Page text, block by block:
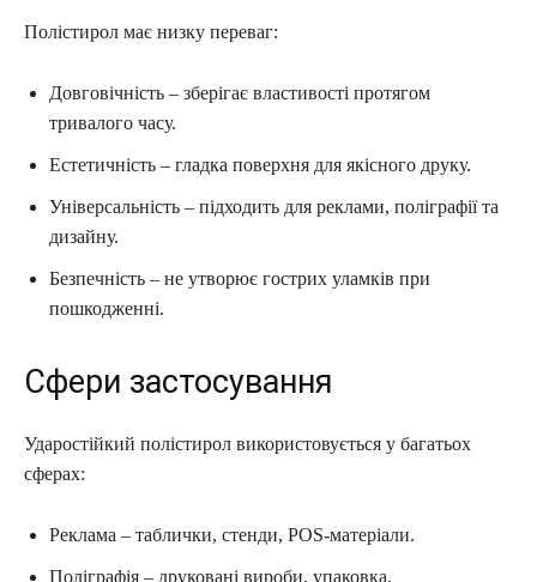
Полістирол має низку переваг:
Довговічність – зберігає властивості протягом
тривалого часу.
Естетичність – гладка поверхня для якісного друку.
Універсальність – підходить для реклами, поліграфії та
дизайну.
Безпечність – не утворює гострих уламків при
пошкодженні.
Сфери застосування
Ударостійкий полістирол використовується у багатьох
сферах:
Реклама – таблички, стенди, POS‑матеріали.
Поліграфія – друковані вироби, упаковка.